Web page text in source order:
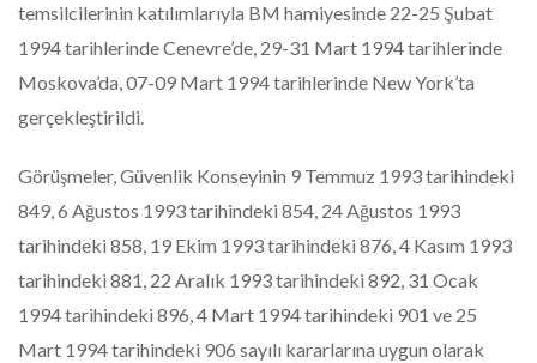
temsilcilerinin katılımlarıyla BM hamiyesinde 22-25 Şubat
1994 tarihlerinde Cenevre’de, 29-31 Mart 1994 tarihlerinde
Moskova’da, 07-09 Mart 1994 tarihlerinde New York’ta
gerçekleştirildi.
Görüşmeler, Güvenlik Konseyinin 9 Temmuz 1993 tarihindeki
849, 6 Ağustos 1993 tarihindeki 854, 24 Ağustos 1993
tarihindeki 858, 19 Ekim 1993 tarihindeki 876, 4 Kasım 1993
tarihindeki 881, 22 Aralık 1993 tarihindeki 892, 31 Ocak
1994 tarihindeki 896, 4 Mart 1994 tarihindeki 901 ve 25
Mart 1994 tarihindeki 906 sayılı kararlarına uygun olarak